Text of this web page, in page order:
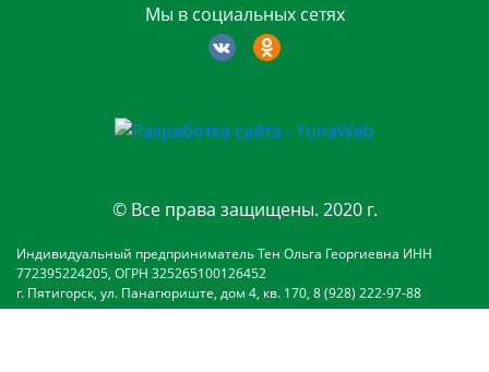
Мы в социальных сетях
© Все права защищены. 2020 г.
Индивидуальный предприниматель Тен Ольга Георгиевна ИНН
772395224205, ОГРН 325265100126452
г. Пятигорск, ул. Панагюриште, дом 4, кв. 170, 8 (928) 222-97-88